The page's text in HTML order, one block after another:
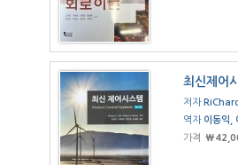
최신제어
저자
역자 이동익,
가격